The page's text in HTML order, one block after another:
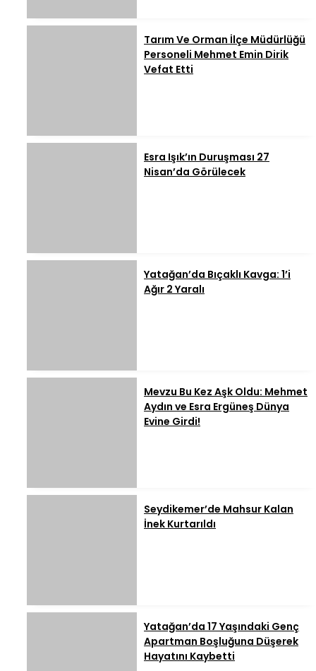
Tarım Ve Orman İlçe Müdürlüğü
Personeli Mehmet Emin Dirik
Vefat Etti
Esra Işık’ın Duruşması 27
Nisan’da Görülecek
Yatağan’da Bıçaklı Kavga: 1’i
Ağır 2 Yaralı
Mevzu Bu Kez Aşk Oldu: Mehmet
Aydın ve Esra Ergüneş Dünya
Evine Girdi!
Seydikemer’de Mahsur Kalan
İnek Kurtarıldı
Yatağan’da 17 Yaşındaki Genç
Apartman Boşluğuna Düşerek
Hayatını Kaybetti